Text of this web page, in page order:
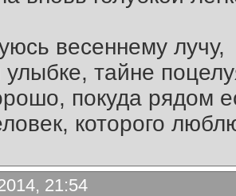
весеннему лучу,
улыбке, тайне
покуда рядом
которого
21:54